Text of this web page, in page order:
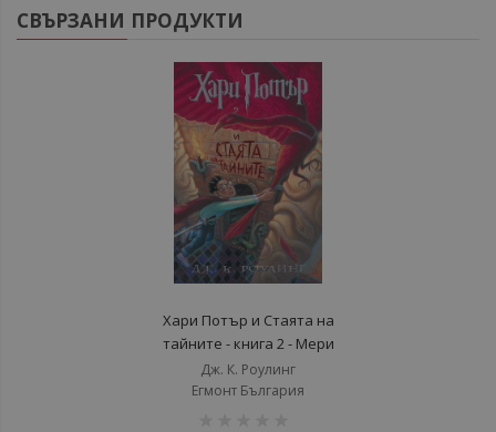
СВЪРЗАНИ ПРОДУКТИ
Хари Потър и Стаята на
тайните - книга 2 - Мери
Гранпре
Дж. К. Роулинг
Егмонт България